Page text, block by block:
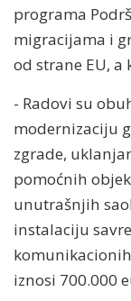
programa
migracijama i
od strane EU,
- Radovi su
modernizaciju
zgrade,
pomoćnih
unutrašnjih
instalaciju
iznosi 700.000